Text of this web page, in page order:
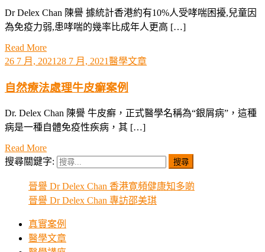
Dr Delex Chan 陳譽 據統計香港約有10%人受哮喘困擾,兒童因
為免疫力弱,患哮喘的幾率比成年人更高 […]
Read More
26 7 月, 2021 28 7 月, 2021醫學文章
自然療法處理牛皮癬案例
Dr. Delex Chan 陳譽 牛皮癬，正式醫學名稱為“銀屑病”，這種
病是一種自體免疫性疾病，其 […]
Read More
搜尋關鍵字:
晉譽 Dr Delex Chan 香港寛頻健康知多啲
晉譽 Dr Delex Chan 專訪邵美琪
真實案例
醫學文章